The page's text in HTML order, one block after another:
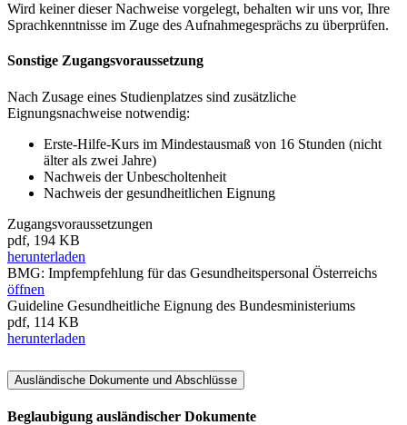
Wird keiner dieser Nachweise vorgelegt, behalten wir uns vor, Ihre
Sprachkenntnisse im Zuge des Aufnahmegesprächs zu überprüfen.
Sonstige Zugangsvoraussetzung
Nach Zusage eines Studienplatzes sind zusätzliche
Eignungsnachweise notwendig:
Erste-Hilfe-Kurs im Mindestausmaß von 16 Stunden (nicht
älter als zwei Jahre)
Nachweis der Unbescholtenheit
Nachweis der gesundheitlichen Eignung
Zugangsvoraussetzungen
pdf, 194 KB
herunterladen
BMG: Impfempfehlung für das Gesundheitspersonal Österreichs
öffnen
Guideline Gesundheitliche Eignung des Bundesministeriums
pdf, 114 KB
herunterladen
Ausländische Dokumente und Abschlüsse
Beglaubigung ausländischer Dokumente